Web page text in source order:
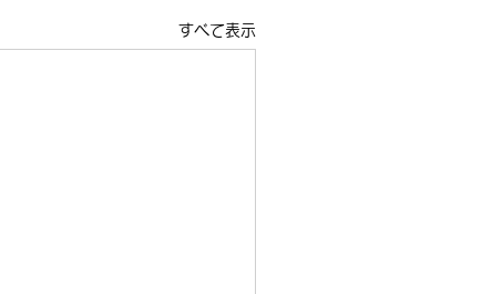
すべて表示